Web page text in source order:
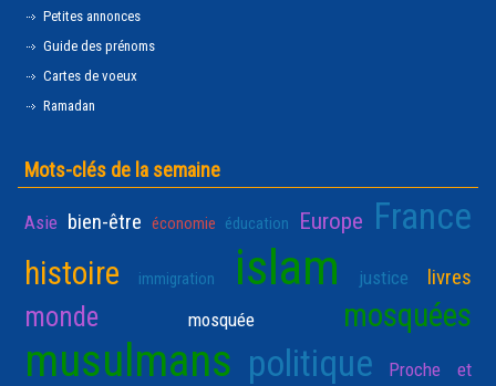
Petites annonces
Guide des prénoms
Cartes de voeux
Ramadan
Mots-clés de la semaine
Asie bien-être économie éducation Europe France
histoire immigration islam justice livres
monde mosquée mosquées
musulmans politique Proche et